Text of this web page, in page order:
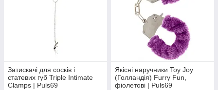
Затискачі для сосків і
статевих губ Triple Intimate
Clamps | Puls69
Якісні наручники Toy Joy
(Голландія) Furry Fun,
фіолетові | Puls69